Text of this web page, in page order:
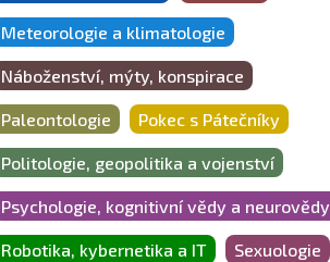
Meteorologie a klimatologie
Náboženství, mýty, konspirace
Paleontologie Pokec s Pátečníky
Politologie, geopolitika a vojenství
Psychologie, kognitivní vědy a neurovědy
Robotika, kybernetika a IT Sexuologie